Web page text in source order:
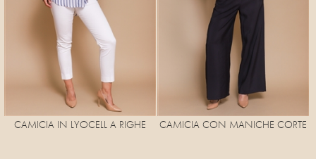
CAMICIA IN LYOCELL A RIGHE CAMICIA CON MANICHE CORTE